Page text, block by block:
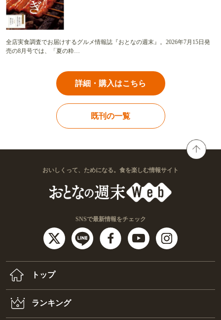
全店実食調査でお届けするグルメ情報誌『おとなの週末』。2026年7月15日発
売の8月号では、「夏の粋…
詳細・購入はこちら
既刊の一覧
おいしくって、ためになる。食を楽しむ情報サイト
SNSで最新情報をチェック
トップ
ランキング